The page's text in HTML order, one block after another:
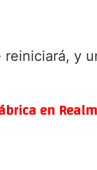
y
en